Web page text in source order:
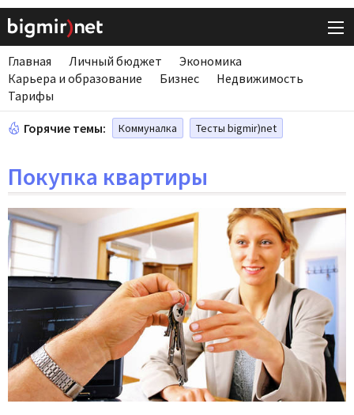
Главная Личный бюджет
Экономика
Карьера и образование
Бизнес
Недвижимость
Тарифы
Горячие темы: Коммуналка Тесты bigmir)net
Покупка квартиры